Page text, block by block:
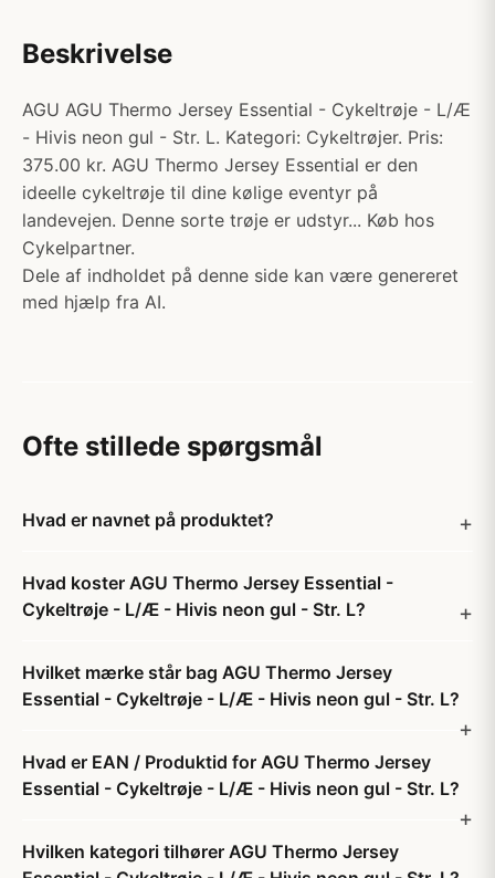
Beskrivelse
AGU AGU Thermo Jersey Essential - Cykeltrøje - L/Æ
- Hivis neon gul - Str. L. Kategori: Cykeltrøjer. Pris:
375.00 kr. AGU Thermo Jersey Essential er den
ideelle cykeltrøje til dine kølige eventyr på
landevejen. Denne sorte trøje er udstyr... Køb hos
Cykelpartner.
Dele af indholdet på denne side kan være genereret
med hjælp fra AI.
Ofte stillede spørgsmål
Hvad er navnet på produktet?
Hvad koster AGU Thermo Jersey Essential -
Cykeltrøje - L/Æ - Hivis neon gul - Str. L?
Hvilket mærke står bag AGU Thermo Jersey
Essential - Cykeltrøje - L/Æ - Hivis neon gul - Str. L?
Hvad er EAN / Produktid for AGU Thermo Jersey
Essential - Cykeltrøje - L/Æ - Hivis neon gul - Str. L?
Hvilken kategori tilhører AGU Thermo Jersey